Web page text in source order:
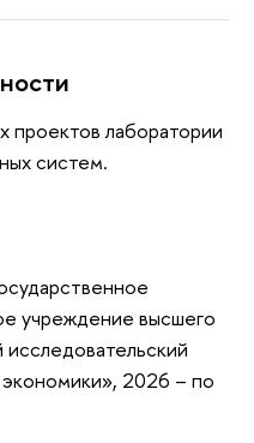
проектов лаборатории
систем.
учреждение высшего
2026 – по